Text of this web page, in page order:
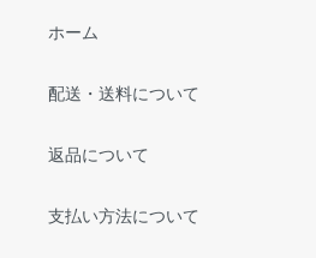
ホーム
配送・送料について
返品について
支払い方法について